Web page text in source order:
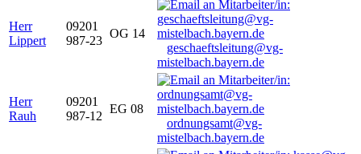
Herr
Lippert
09201
987-23
OG 14
geschaeftsleitung@vg-
mistelbach.bayern.de
Herr
Rauh
09201
987-12
EG 08
ordnungsamt@vg-
mistelbach.bayern.de